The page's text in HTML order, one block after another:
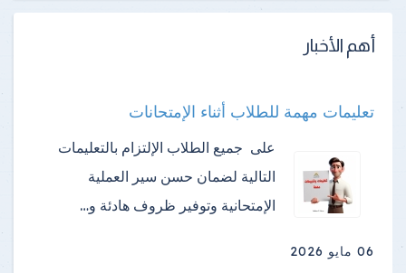
أهم الأخبار
تعليمات مهمة للطلاب أثناء الإمتحانات
على جميع الطلاب الإلتزام بالتعليمات
التالية لضمان حسن سير العملية
الإمتحانية وتوفير ظروف هادئة و…
06 مايو 2026